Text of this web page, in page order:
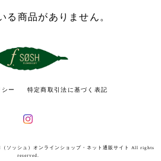
る商品がありません。
ー 特定商取引法に基づく表記
ソッシュ）オンラインショップ・ネット通販サイト All rights
reserved.